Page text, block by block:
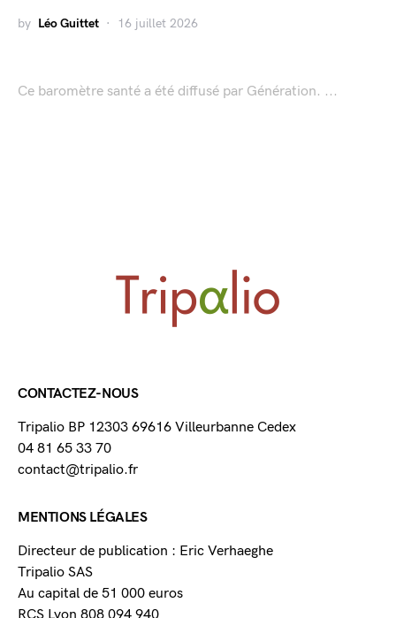
by Léo Guittet 16 juillet 2026
Ce baromètre santé a été diffusé par Génération. ...
CONTACTEZ-NOUS
Tripalio BP 12303 69616 Villeurbanne Cedex
04 81 65 33 70
contact@tripalio.fr
MENTIONS LÉGALES
Directeur de publication : Eric Verhaeghe
Tripalio SAS
Au capital de 51 000 euros